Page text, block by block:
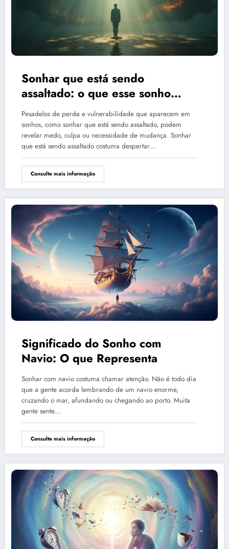
Sonhar que está sendo
assaltado: o que esse sonho
quer te dizer?
Pesadelos de perda e vulnerabilidade que aparecem em
sonhos, como sonhar que está sendo assaltado, podem
revelar medo, culpa ou necessidade de mudança. Sonhar
que está sendo assaltado costuma despertar…
Consulte mais informação
Significado do Sonho com
Navio: O que Representa
Sonhar com navio costuma chamar atenção. Não é todo dia
que a gente acorda lembrando de um navio enorme,
cruzando o mar, afundando ou chegando ao porto. Muita
gente sente…
Consulte mais informação